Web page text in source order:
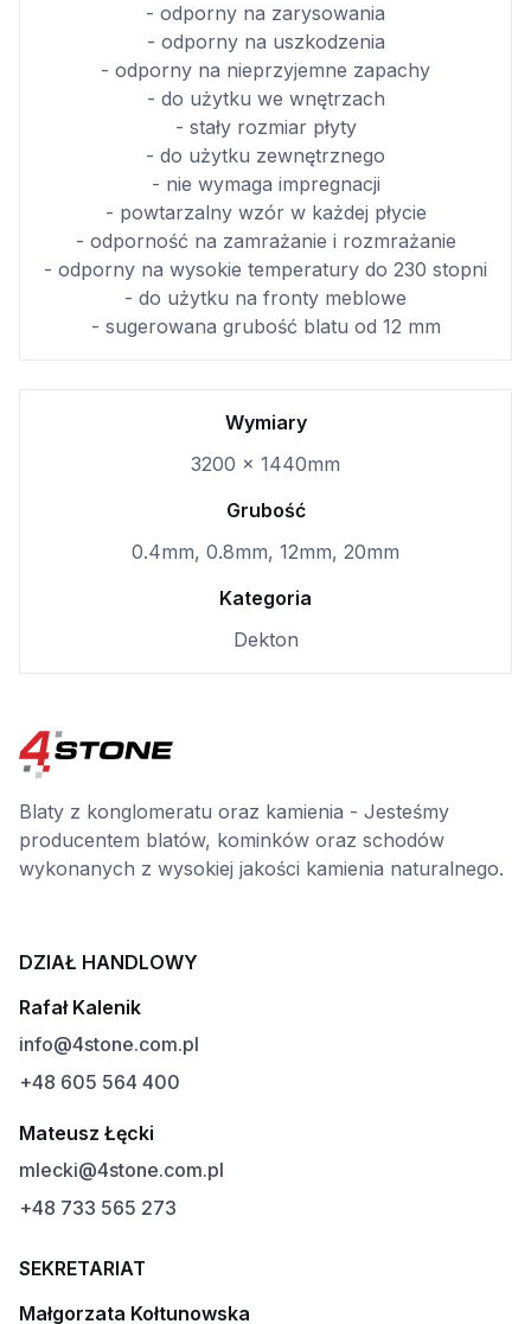
- odporny na zarysowania
- odporny na uszkodzenia
- odporny na nieprzyjemne zapachy
- do użytku we wnętrzach
- stały rozmiar płyty
- do użytku zewnętrznego
- nie wymaga impregnacji
- powtarzalny wzór w każdej płycie
- odporność na zamrażanie i rozmrażanie
- odporny na wysokie temperatury do 230 stopni
- do użytku na fronty meblowe
- sugerowana grubość blatu od 12 mm
Wymiary
3200 x 1440mm
Grubość
0.4mm, 0.8mm, 12mm, 20mm
Kategoria
Dekton
Blaty z konglomeratu oraz kamienia - Jesteśmy
producentem blatów, kominków oraz schodów
wykonanych z wysokiej jakości kamienia naturalnego.
DZIAŁ HANDLOWY
Rafał Kalenik
info@4stone.com.pl
+48 605 564 400
Mateusz Łęcki
mlecki@4stone.com.pl
+48 733 565 273
SEKRETARIAT
Małgorzata Kołtunowska